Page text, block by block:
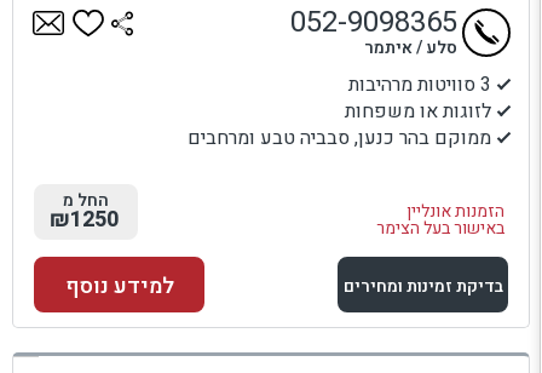
3 סוויטות מרהיבות
לזוגות או משפחות
ממוקם בהר כנען, סבביה טבע ומרחבים
הזמנות אונליין
באישור בעל הצימר
052-9098365
סלע / איתמר
החל מ
₪1250
בדיקת זמינות ומחירים
למתחם זה
למידע נוסף